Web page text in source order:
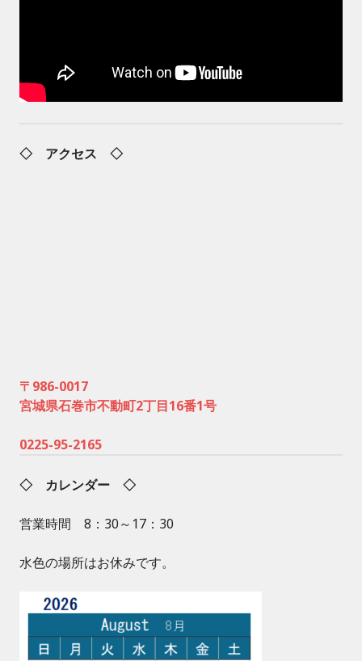
◇ アクセス ◇
〒986-0017
宮城県石巻市不動町2丁目16番1号
0225-95-2165
◇ カレンダー ◇
営業時間 8：30～17：30
水色の場所はお休みです。